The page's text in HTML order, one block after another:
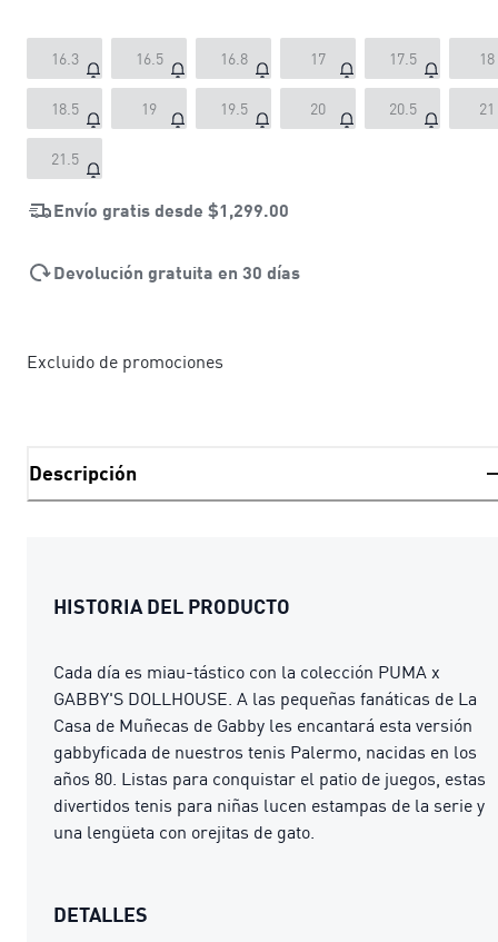
16.3 16.5 16.8 17 17.5 18
18.5 19 19.5 20 20.5 21
21.5
Envío gratis desde $1,299.00
Devolución gratuita en 30 días
Excluido de promociones
Descripción
HISTORIA DEL PRODUCTO
Cada día es miau-tástico con la colección PUMA x
GABBY'S DOLLHOUSE. A las pequeñas fanáticas de La
Casa de Muñecas de Gabby les encantará esta versión
gabbyficada de nuestros tenis Palermo, nacidas en los
años 80. Listas para conquistar el patio de juegos, estas
divertidos tenis para niñas lucen estampas de la serie y
una lengüeta con orejitas de gato.
DETALLES